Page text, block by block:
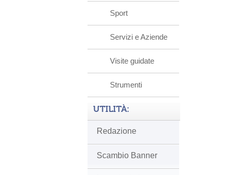
Sport
Servizi e Aziende
Visite guidate
Strumenti
UTILITÀ:
Redazione
Scambio Banner